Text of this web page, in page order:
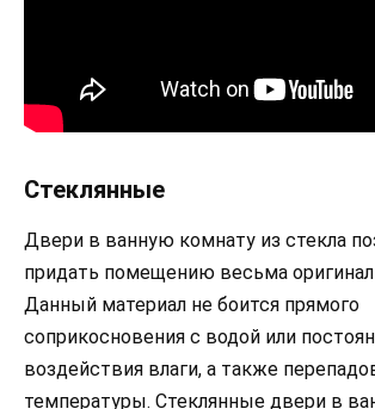
Стеклянные
Двери в ванную комнату из стекла
придать помещению весьма
Данный материал не боится прямого
соприкосновения с водой или
воздействия влаги, а также
температуры. Стеклянные двери в